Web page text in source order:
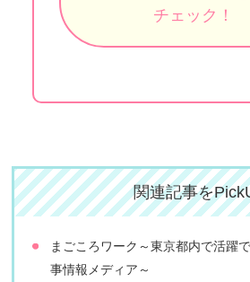
チェック！
関連記事を
まごころワーク～東京都内で活躍
事情報メディア～